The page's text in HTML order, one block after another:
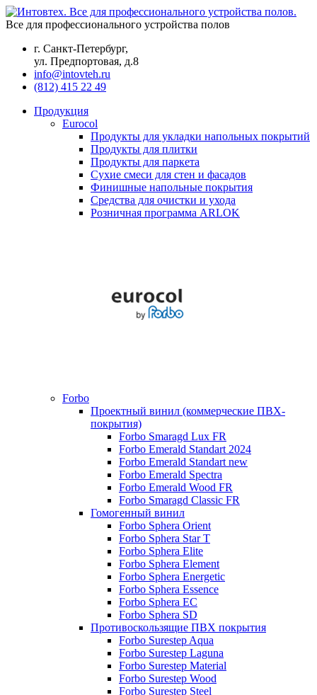
Все для профессионального устройства полов
г. Санкт-Петербург,
ул. Предпортовая, д.8
info@intovteh.ru
(812) 415 22 49
Продукция
Eurocol
Продукты для укладки напольных покрытий
Продукты для плитки
Продукты для паркета
Сухие смеси для стен и фасадов
Финишные напольные покрытия
Средства для очистки и ухода
Розничная программа ARLOK
Forbo
Проектный винил (коммерческие ПВХ-
покрытия)
Forbo Smaragd Lux FR
Forbo Emerald Standart 2024
Forbo Emerald Standart new
Forbo Emerald Spectra
Forbo Emerald Wood FR
Forbo Smaragd Classic FR
Гомогенный винил
Forbo Sphera Orient
Forbo Sphera Star T
Forbo Sphera Elite
Forbo Sphera Element
Forbo Sphera Energetic
Forbo Sphera Essence
Forbo Sphera EC
Forbo Sphera SD
Противоскользящие ПВХ покрытия
Forbo Surestep Aqua
Forbo Surestep Laguna
Forbo Surestep Material
Forbo Surestep Wood
Forbo Surestep Steel